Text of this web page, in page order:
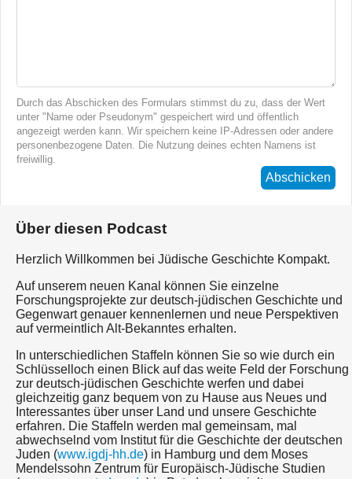
Durch das Abschicken des Formulars stimmst du zu, dass der Wert
unter "Name oder Pseudonym" gespeichert wird und öffentlich
angezeigt werden kann. Wir speichern keine IP-Adressen oder andere
personenbezogene Daten. Die Nutzung deines echten Namens ist
freiwillig.
Abschicken
Über diesen Podcast
Herzlich Willkommen bei Jüdische Geschichte Kompakt.
Auf unserem neuen Kanal können Sie einzelne
Forschungsprojekte zur deutsch-jüdischen Geschichte und
Gegenwart genauer kennenlernen und neue Perspektiven
auf vermeintlich Alt-Bekanntes erhalten.
In unterschiedlichen Staffeln können Sie so wie durch ein
Schlüsselloch einen Blick auf das weite Feld der Forschung
zur deutsch-jüdischen Geschichte werfen und dabei
gleichzeitig ganz bequem von zu Hause aus Neues und
Interessantes über unser Land und unsere Geschichte
erfahren. Die Staffeln werden mal gemeinsam, mal
abwechselnd vom Institut für die Geschichte der deutschen
Juden (www.igdj-hh.de) in Hamburg und dem Moses
Mendelssohn Zentrum für Europäisch-Jüdische Studien